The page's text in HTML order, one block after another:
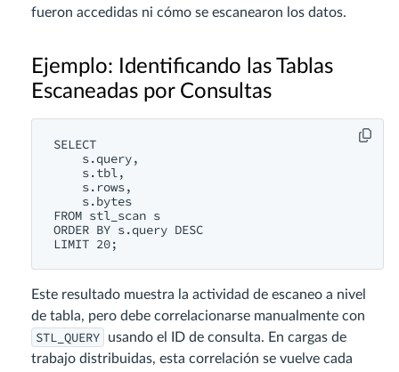
fueron accedidas ni cómo se escanearon los datos.
Ejemplo: Identificando las Tablas
Escaneadas por Consultas
SELECT
    s.query,
    s.tbl,
    s.rows,
    s.bytes
FROM stl_scan s
ORDER BY s.query DESC
Este resultado muestra la actividad de escaneo a nivel
de tabla, pero debe correlacionarse manualmente con
STL_QUERY
usando el ID de consulta. En cargas de
trabajo distribuidas, esta correlación se vuelve cada